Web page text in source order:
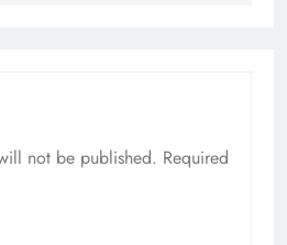
not be published. Required